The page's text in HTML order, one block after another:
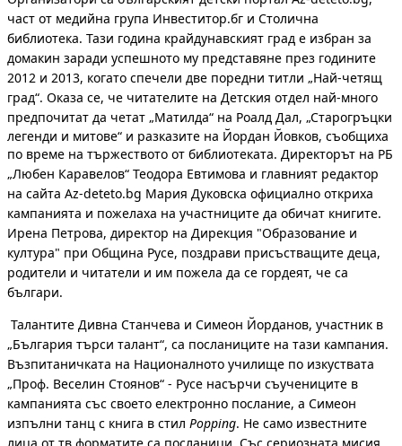
част от медийна група Инвеститор.бг и Столична
библиотека. Тази година крайдунавският град е избран за
домакин заради успешното му представяне през годините
2012 и 2013, когато спечели две поредни титли „Най-четящ
град“. Оказа се, че читателите на Детския отдел най-много
предпочитат да четат „Матилда“ на Роалд Дал, „Старогръцки
легенди и митове“ и разказите на Йордан Йовков, съобщиха
по време на тържеството от библиотеката. Директорът на РБ
„Любен Каравелов“ Теодора Евтимова и главният редактор
на сайта Az-deteto.bg Мария Дуковска официално откриха
кампанията и пожелаха на участниците да обичат книгите.
Ирена Петрова, директор на Дирекция "Образование и
култура" при Община Русе, поздрави присъстващите деца,
родители и читатели и им пожела да се гордеят, че са
българи.
Талантите Дивна Станчева и Симеон Йорданов, участник в
„България търси талант“, са посланиците на тази кампания.
Възпитаничката на Националното училище по изкуствата
„Проф. Веселин Стоянов“ - Русе насърчи съучениците в
кампанията със своето електронно послание, а Симеон
изпълни танц с книга в стил Popping. Не само известните